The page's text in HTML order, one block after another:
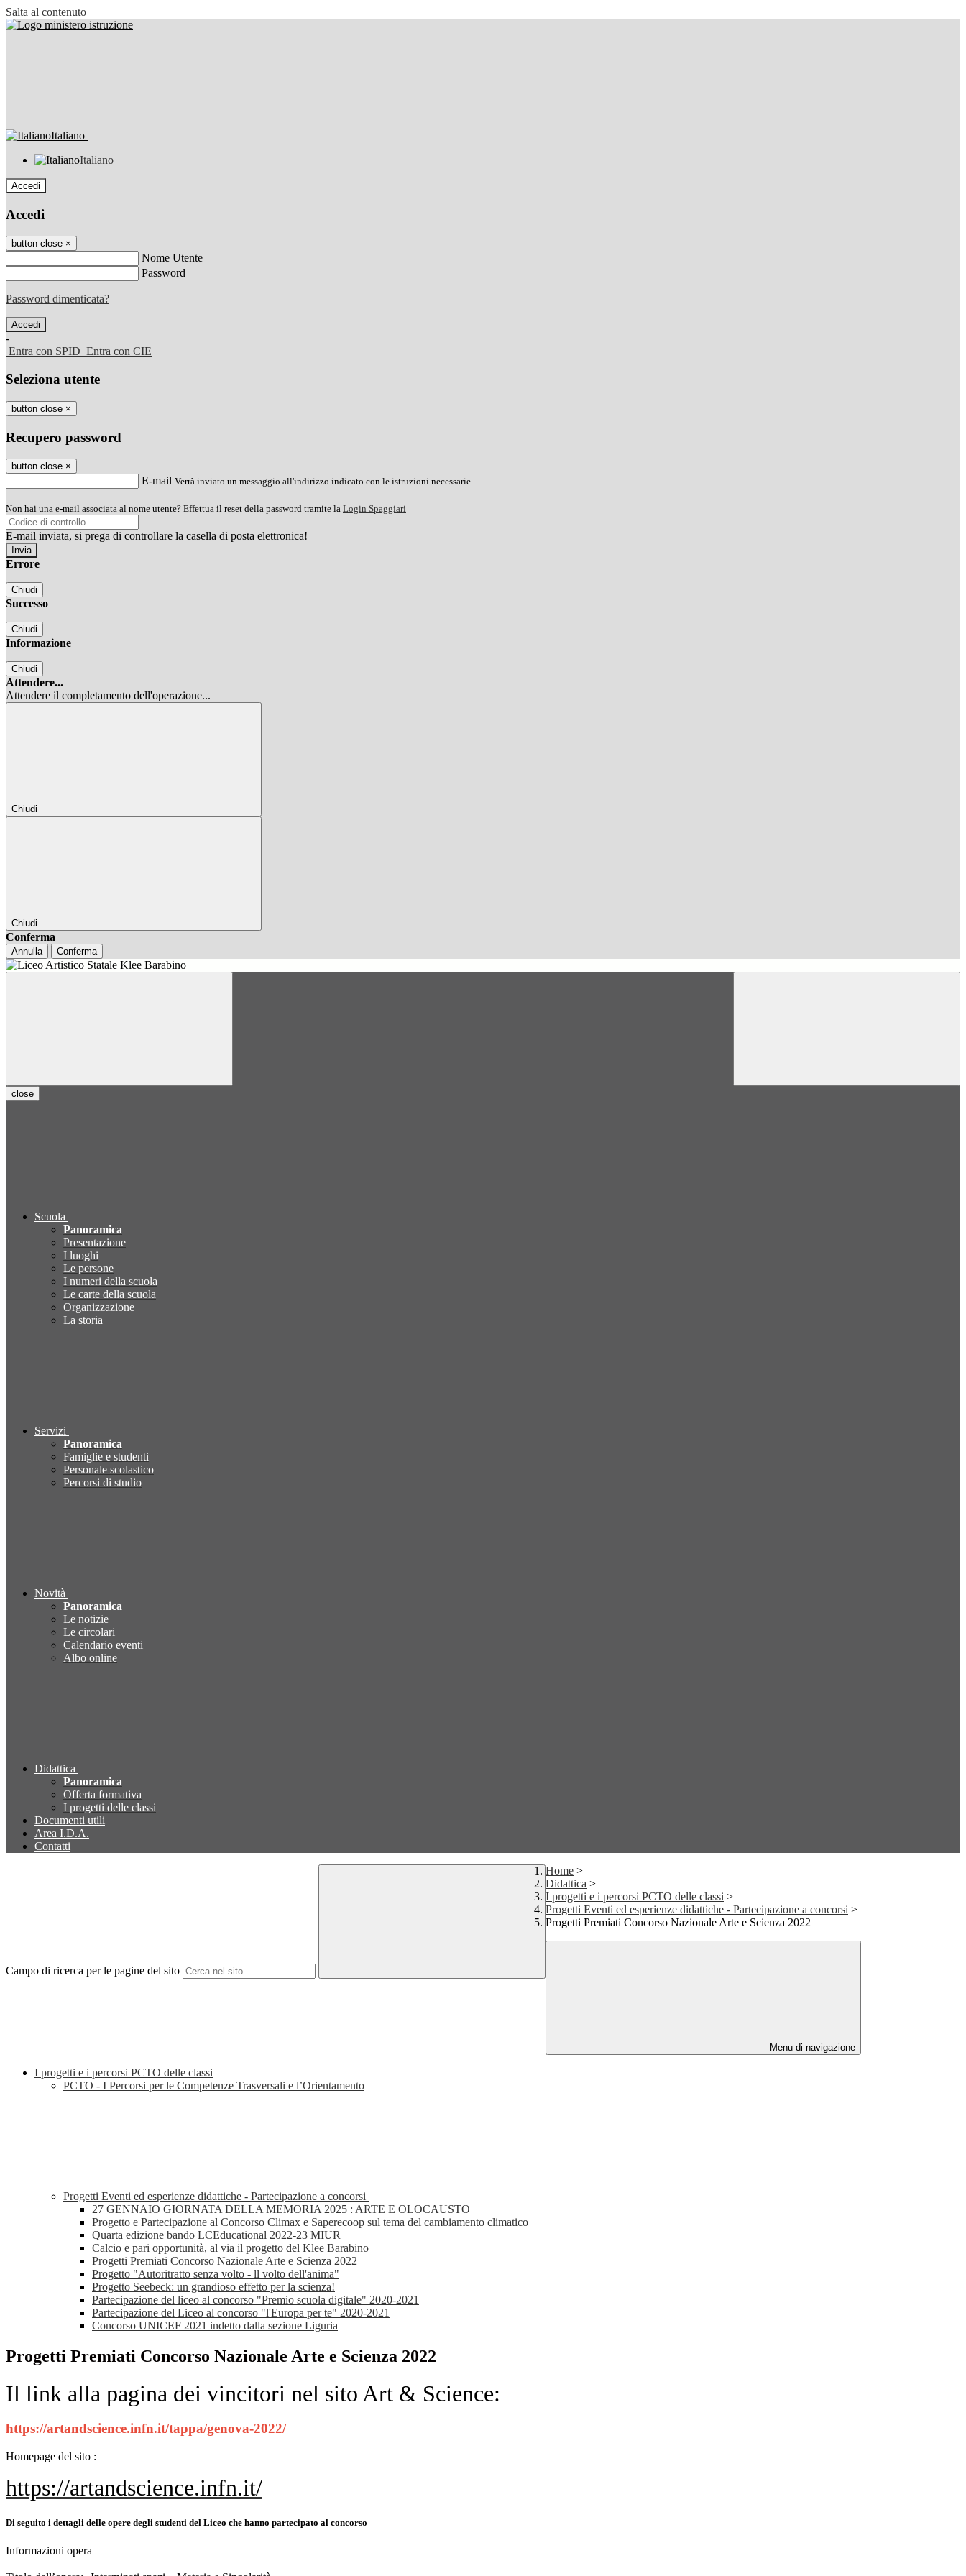
Salta al contenuto
Italiano
Italiano
Accedi
Accedi
button close ×
Nome Utente
Password
Password dimenticata?
-
Entra con SPID Entra con CIE
Seleziona utente
button close ×
Recupero password
button close ×
E-mail Verrà inviato un messaggio all'indirizzo indicato con le istruzioni necessarie.
Non hai una e-mail associata al nome utente? Effettua il reset della password tramite la Login Spaggiari
E-mail inviata, si prega di controllare la casella di posta elettronica!
Errore
Chiudi
Successo
Chiudi
Informazione
Chiudi
Attendere...
Attendere il completamento dell'operazione...
Chiudi
Chiudi
Conferma
Annulla Conferma
close
Scuola
Panoramica
Presentazione
I luoghi
Le persone
I numeri della scuola
Le carte della scuola
Organizzazione
La storia
Servizi
Panoramica
Famiglie e studenti
Personale scolastico
Percorsi di studio
Novità
Panoramica
Le notizie
Le circolari
Calendario eventi
Albo online
Didattica
Panoramica
Offerta formativa
I progetti delle classi
Documenti utili
Area I.D.A.
Contatti
Campo di ricerca per le pagine del sito
Home >
Didattica >
I progetti e i percorsi PCTO delle classi >
Progetti Eventi ed esperienze didattiche - Partecipazione a concorsi >
Progetti Premiati Concorso Nazionale Arte e Scienza 2022
Menu di navigazione
I progetti e i percorsi PCTO delle classi
PCTO - I Percorsi per le Competenze Trasversali e l’Orientamento
Progetti Eventi ed esperienze didattiche - Partecipazione a concorsi
27 GENNAIO GIORNATA DELLA MEMORIA 2025 : ARTE E OLOCAUSTO
Progetto e Partecipazione al Concorso Climax e Saperecoop sul tema del cambiamento climatico
Quarta edizione bando LCEducational 2022-23 MIUR
Calcio e pari opportunità, al via il progetto del Klee Barabino
Progetti Premiati Concorso Nazionale Arte e Scienza 2022
Progetto "Autoritratto senza volto - ll volto dell'anima"
Progetto Seebeck: un grandioso effetto per la scienza!
Partecipazione del liceo al concorso "Premio scuola digitale" 2020-2021
Partecipazione del Liceo al concorso "l'Europa per te" 2020-2021
Concorso UNICEF 2021 indetto dalla sezione Liguria
Progetti Premiati Concorso Nazionale Arte e Scienza 2022
Il link alla pagina dei vincitori nel sito Art & Science:
https://artandscience.infn.it/tappa/genova-2022/
Homepage del sito :
https://artandscience.infn.it/
Di seguito i dettagli delle opere degli studenti del Liceo che hanno partecipato al concorso
Informazioni opera